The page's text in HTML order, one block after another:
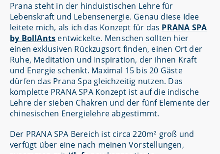
Prana steht in der hinduistischen Lehre für
Lebenskraft und Lebensenergie. Genau diese Idee
leitete mich, als ich das Konzept für das PRANA SPA
by BollAnts entwickelte. Menschen sollten hier
einen exklusiven Rückzugsort finden, einen Ort der
Ruhe, Meditation und Inspiration, der ihnen Kraft
und Energie schenkt. Maximal 15 bis 20 Gäste
dürfen das Prana Spa gleichzeitig nutzen. Das
komplette PRANA SPA Konzept ist auf die indische
Lehre der sieben Chakren und der fünf Elemente der
chinesischen Energielehre abgestimmt.
Der PRANA SPA Bereich ist circa 220m² groß und
verfügt über eine nach meinen Vorstellungen,